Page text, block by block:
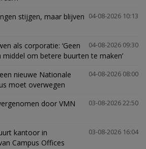
04-08-2026 10:13
stijgen, maar blijven
04-08-2026 09:30
als corporatie: ‘Geen
om betere buurten te maken’
04-08-2026 08:00
nieuwe Nationale
moet overwegen
03-08-2026 22:50
door VMN
03-08-2026 16:04
kantoor in
Campus Offices